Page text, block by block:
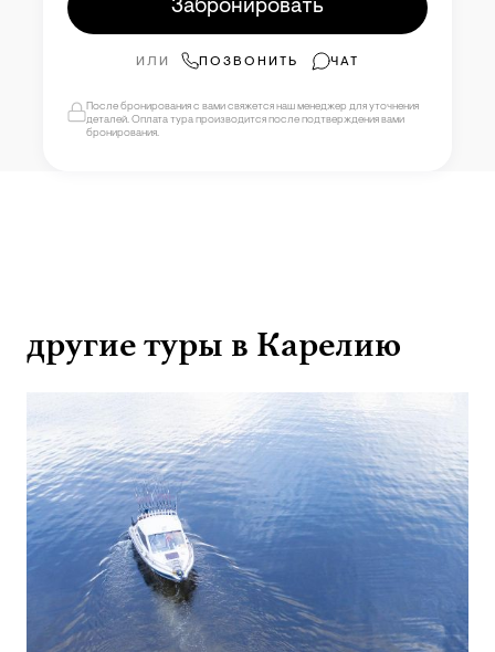
Забронировать
ИЛИ ПОЗВОНИТЬ ЧАТ
После бронирования с вами свяжется наш менеджер для уточнения
деталей. Оплата тура производится после подтверждения вами
бронирования.
другие туры в Карелию